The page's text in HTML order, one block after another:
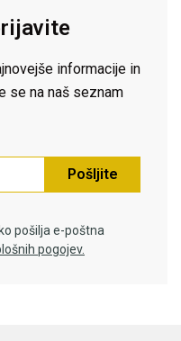
informacije in
se na naš seznam
Pošljite
pošilja e-poštna
pogojev.